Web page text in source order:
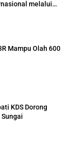
melalui
Mampu Olah 600
KDS Dorong